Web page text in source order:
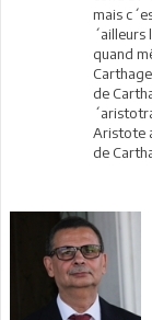
mais
quand
de
Aristote
de